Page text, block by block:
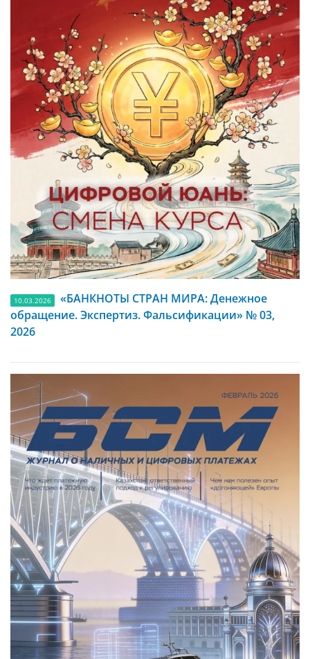
10.03.2026
«БАНКНОТЫ СТРАН МИРА: Денежное
обращение. Экспертиз. Фальсификации» № 03,
2026